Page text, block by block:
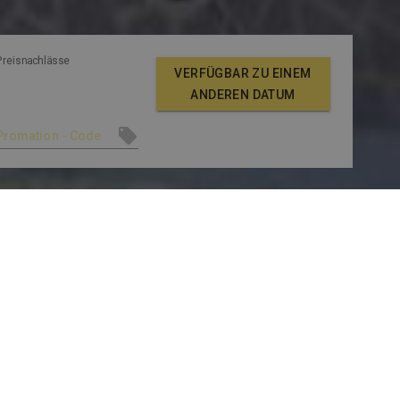
VERFÜGBAR ZU EINEM
ANDEREN DATUM